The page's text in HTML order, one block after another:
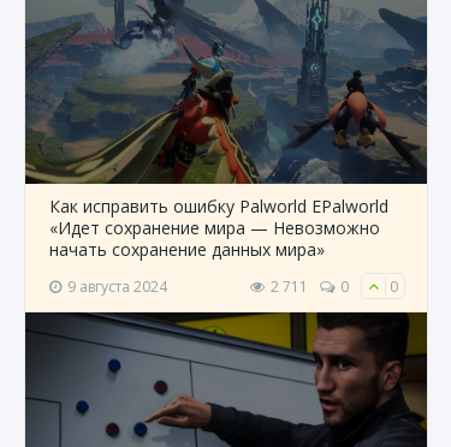
Как исправить ошибку Palworld EPalworld
«Идет сохранение мира — Невозможно
начать сохранение данных мира»
9 августа 2024 2 711 0 0